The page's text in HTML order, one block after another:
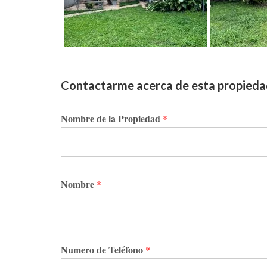
Contactarme acerca de esta
Nombre de la Propiedad *
Nombre *
Numero de Teléfono *